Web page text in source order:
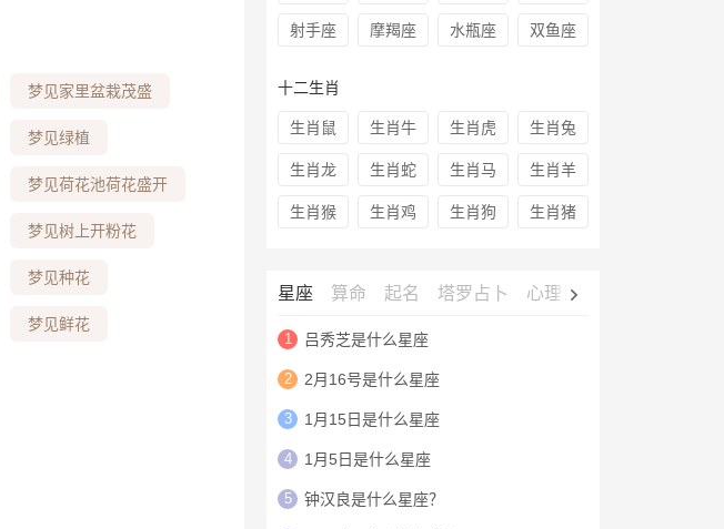
梦见家里盆栽茂盛
梦见绿植
梦见荷花池荷花盛开
梦见树上开粉花
梦见种花
梦见鲜花
射手座 摩羯座 水瓶座 双鱼座
十二生肖
生肖鼠 生肖牛 生肖虎 生肖兔
生肖龙 生肖蛇 生肖马 生肖羊
生肖猴 生肖鸡 生肖狗 生肖猪
星座 算命 起名 塔罗占卜 心理测试
1 吕秀芝是什么星座
2 2月16号是什么星座
3 1月15日是什么星座
4 1月5日是什么星座
5 钟汉良是什么星座？